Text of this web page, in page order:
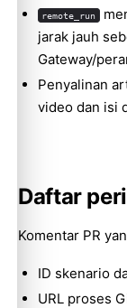
remote_run
jarak jauh
Gateway/
Penyalinan
video dan isi
Daftar
Komentar PR
ID skenario
URL proses